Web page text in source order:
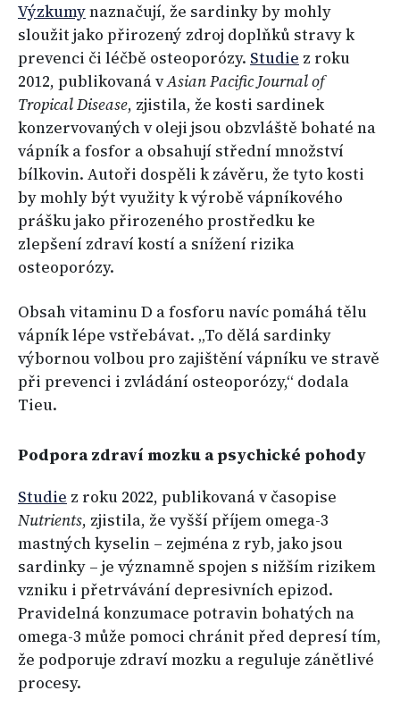
Výzkumynaznačují, že sardinky by mohly
sloužit jako přirozený zdroj doplňků stravy k
prevenci či léčbě osteoporózy. Studie z roku
2012, publikovaná vAsian Pacific Journal of
Tropical Disease, zjistila, že kosti sardinek
konzervovaných v oleji jsou obzvláště bohaté na
vápník a fosfor a obsahují střední množství
bílkovin. Autoři dospěli k závěru, že tyto kosti
by mohly být využity k výrobě vápníkového
prášku jako přirozeného prostředku ke
zlepšení zdraví kostí a snížení rizika
osteoporózy.
Obsah vitaminu D a fosforu navíc pomáhá tělu
vápník lépe vstřebávat. „To dělá sardinky
výbornou volbou pro zajištění vápníku ve stravě
při prevenci i zvládání osteoporózy,“ dodala
Tieu.
Podpora zdraví mozku a psychické pohody
Studie z roku 2022, publikovaná v časopise
Nutrients, zjistila, že vyšší příjem omega-3
mastných kyselin – zejména z ryb, jako jsou
sardinky – je významně spojen s nižším rizikem
vzniku i přetrvávání depresivních epizod.
Pravidelná konzumace potravin bohatých na
omega-3 může pomoci chránit před depresí tím,
že podporuje zdraví mozku a reguluje zánětlivé
procesy.